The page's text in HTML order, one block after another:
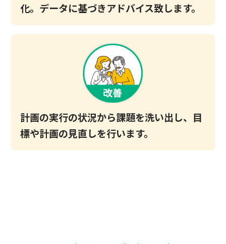
化。データに基づきアドバイス致します。
計画の実行の状況から課題を洗い出し、目
標や計画の見直しを行います。